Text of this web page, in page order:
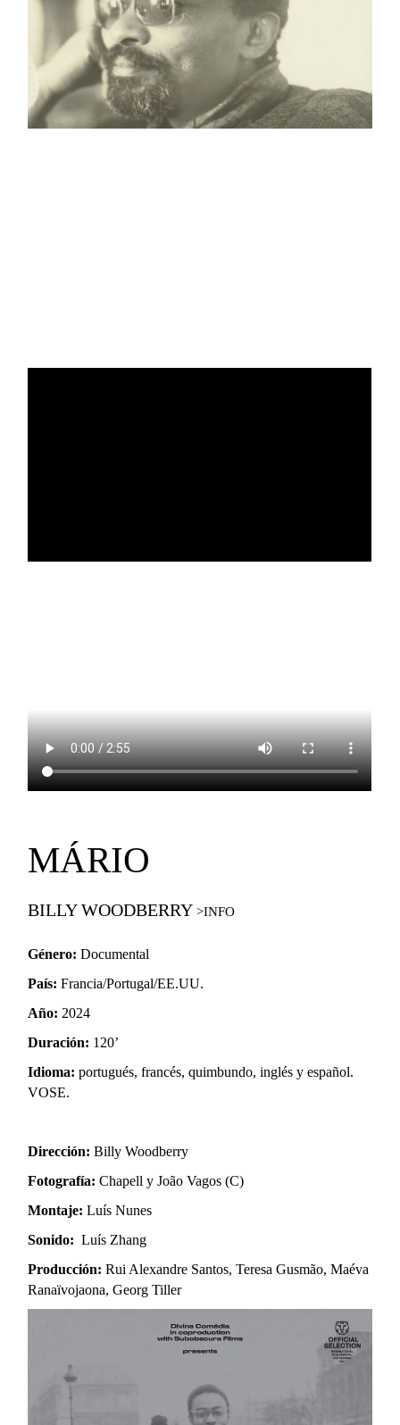
MÁRIO
BILLY WOODBERRY
Género: Documental
País: Francia/Portugal/EE.UU.
Año: 2024
Duración: 120’
Idioma: portugués, francés, quimbundo, inglés y español.
VOSE.
Dirección: Billy Woodberry
Fotografía: Chapell y João Vagos (C)
Montaje: Luís Nunes
Sonido: Luís Zhang
Producción: Rui Alexandre Santos, Teresa Gusmão, Maéva
Ranaïvojaona, Georg Tiller